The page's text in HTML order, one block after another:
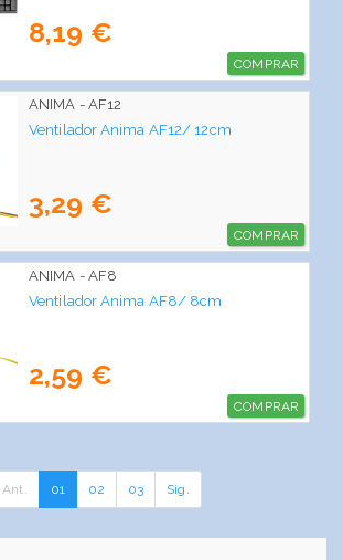
8,19 €
COMPRAR
ANIMA - AF12
Ventilador Anima AF12/ 12cm
3,29 €
COMPRAR
ANIMA - AF8
Ventilador Anima AF8/ 8cm
2,59 €
COMPRAR
Ant. 01 02 03 Sig.